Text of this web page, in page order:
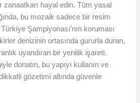
zanaatkarı hayal edin. Tüm yasal
bu mozaik sadece bir resim
Şampiyonası’nın koruması
denizinin ortasında gururla duran,
uyandıran bir yenilik işareti.
donatın, bu yapıyı kullanın ve
gözetimi altında güvenle